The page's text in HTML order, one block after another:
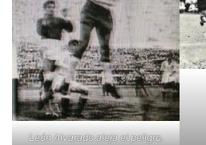
León Alvarado aleja el peligro.